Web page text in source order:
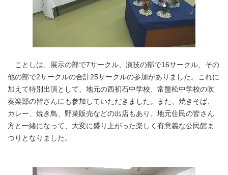
ことしは、展示の部で7サークル、演技の部で16サークル、その
他の部で2サークルの合計25サークルの参加がありました。これに
加えて特別出演として、地元の西初石中学校、常盤松中学校の吹
奏楽部の皆さんにも参加していただきました。また、焼きそば、
カレー、焼き鳥、野菜販売などの出店もあり、地元住民の皆さん
方と一緒になって、大変に盛り上がった楽しく有意義な公民館ま
つりとなりました。